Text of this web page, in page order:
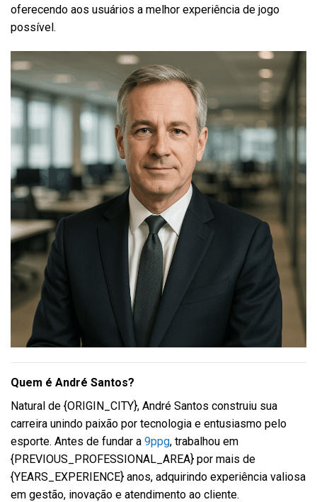
oferecendo aos usuários a melhor experiência de jogo
possível.
Quem é André Santos?
Natural de {ORIGIN_CITY}, André Santos construiu sua
carreira unindo paixão por tecnologia e entusiasmo pelo
esporte. Antes de fundar a 9ppg, trabalhou em
{PREVIOUS_PROFESSIONAL_AREA} por mais de
{YEARS_EXPERIENCE} anos, adquirindo experiência valiosa
em gestão, inovação e atendimento ao cliente.